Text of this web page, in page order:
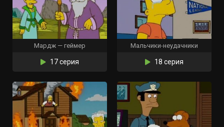
Мардж — геймер
17 серия
Мальчики-неудачники
18 серия